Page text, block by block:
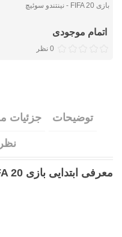
بازی FIFA 20 - نینتندو سوئیچ
اتمام موجودی
0 نظر
توضیحات جزئیات
معرفی ابتدایی بازی FIFA 20